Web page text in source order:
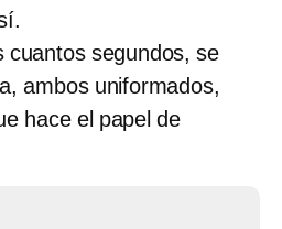
cuantos segundos, se
ambos uniformados,
hace el papel de